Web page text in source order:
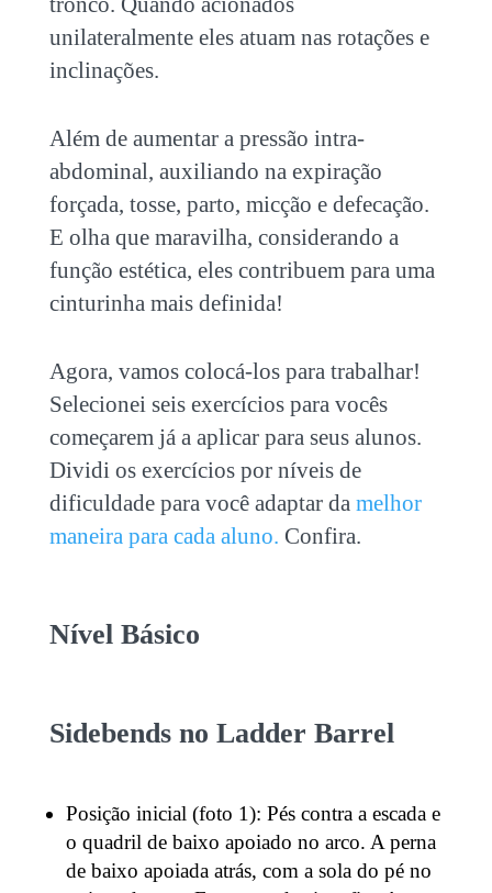
unilateralmente eles atuam nas rotações e
inclinações.
Além de aumentar a pressão intra-
abdominal, auxiliando na expiração
forçada, tosse, parto, micção e defecação.
E olha que maravilha, considerando a
função estética, eles contribuem para uma
cinturinha mais definida!
Agora, vamos colocá-los para trabalhar!
Selecionei seis exercícios para vocês
começarem já a aplicar para seus alunos.
Dividi os exercícios por níveis de
dificuldade para você adaptar da melhor
maneira para cada aluno. Confira.
Nível Básico
Sidebends no Ladder Barrel
Posição inicial (foto 1): Pés contra a escada e
o quadril de baixo apoiado no arco. A perna
de baixo apoiada atrás, com a sola do pé no